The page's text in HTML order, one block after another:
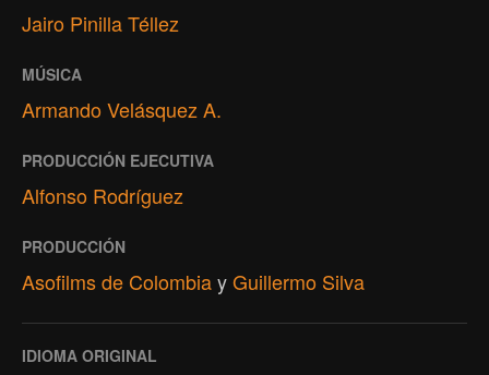
Jairo Pinilla Téllez
MÚSICA
Armando Velásquez A.
PRODUCCIÓN EJECUTIVA
Alfonso Rodríguez
PRODUCCIÓN
Asofilms de ColombiayGuillermo Silva
IDIOMA ORIGINAL